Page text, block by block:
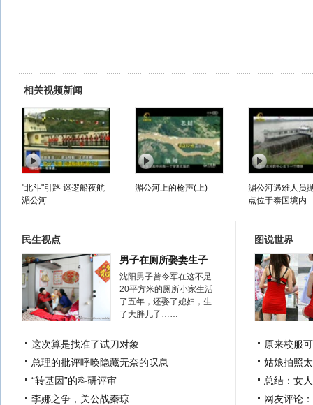
相关视频新闻
"北斗"引路 巡逻船夜航
湄公河
湄公河上的枪声(上)
湄公河遇难人员
点位于泰国境内
民生视点
男子在厕所娶妻生子
沈阳男子曾令军在这不足
20平方米的厕所小家生活
了五年，还娶了媳妇，生
了大胖儿子……
这次算是找准了试刀对象
总理的批评呼唤隐藏无奈的叹息
“转基因”的科研评审
李娜之争，关公战秦琼
图说世界
原来校服
姑娘拍照
总结：女
网友评论